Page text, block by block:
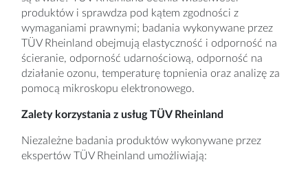
produktów i sprawdza pod kątem zgodności z
wymaganiami prawnymi; badania wykonywane przez
TÜV Rheinland obejmują elastyczność i odporność na
ścieranie, odporność udarnościową, odporność na
działanie ozonu, temperaturę topnienia oraz analizę za
pomocą mikroskopu elektronowego.
Zalety korzystania z usług TÜV Rheinland
Niezależne badania produktów wykonywane przez
ekspertów TÜV Rheinland umożliwiają: